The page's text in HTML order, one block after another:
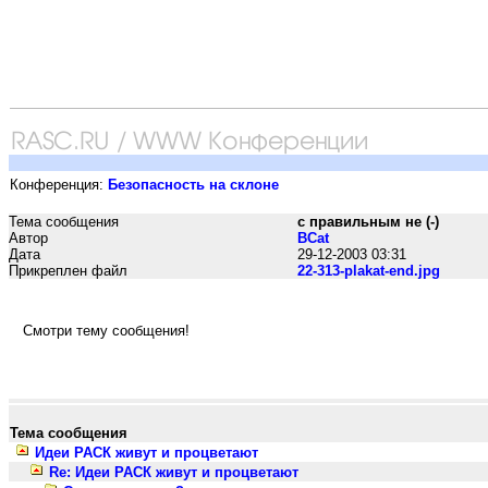
Конференция: Безопасность на склоне
Тема сообщения
с правильным не (-)
Автор
BCat
Дата
29-12-2003 03:31
Прикреплен файл
22-313-plakat-end.jpg
Смотри тему сообщения!
Тема сообщения
Идеи РАСК живут и процветают
Re: Идеи РАСК живут и процветают